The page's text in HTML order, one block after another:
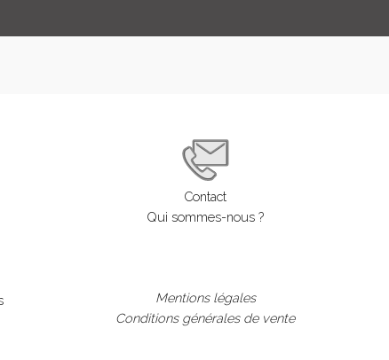
Contact
Qui sommes-nous ?
Mentions légales
Conditions générales de vente